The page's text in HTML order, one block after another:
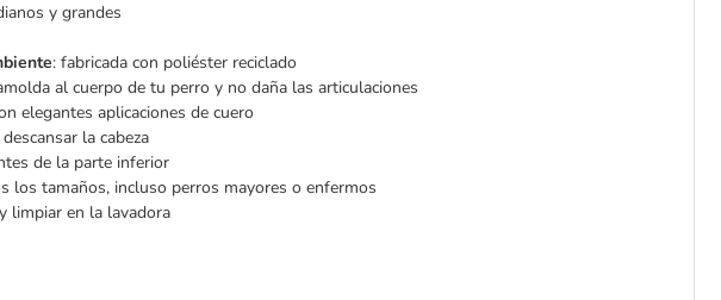
y grandes
: fabricada con poliéster reciclado
al cuerpo de tu perro y no daña las articulaciones
elegantes aplicaciones de cuero
la cabeza
de la parte inferior
los tamaños, incluso perros mayores o enfermos
limpiar en la lavadora